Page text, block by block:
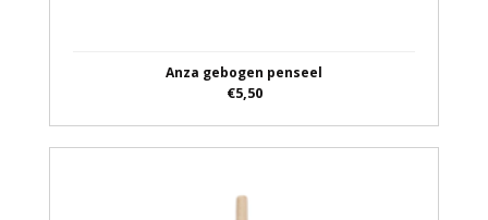
Anza gebogen penseel
€5,50